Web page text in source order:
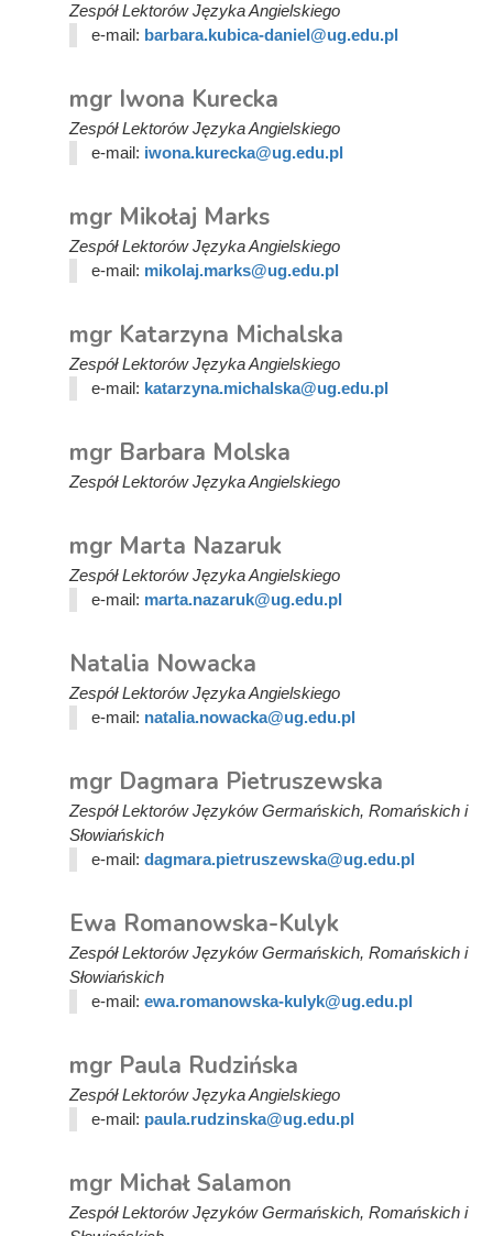
Zespół Lektorów Języka Angielskiego
e-mail: barbara.kubica-daniel@ug.edu.pl
mgr Iwona Kurecka
Zespół Lektorów Języka Angielskiego
e-mail: iwona.kurecka@ug.edu.pl
mgr Mikołaj Marks
Zespół Lektorów Języka Angielskiego
e-mail: mikolaj.marks@ug.edu.pl
mgr Katarzyna Michalska
Zespół Lektorów Języka Angielskiego
e-mail: katarzyna.michalska@ug.edu.pl
mgr Barbara Molska
Zespół Lektorów Języka Angielskiego
mgr Marta Nazaruk
Zespół Lektorów Języka Angielskiego
e-mail: marta.nazaruk@ug.edu.pl
Natalia Nowacka
Zespół Lektorów Języka Angielskiego
e-mail: natalia.nowacka@ug.edu.pl
mgr Dagmara Pietruszewska
Zespół Lektorów Języków Germańskich, Romańskich i
Słowiańskich
e-mail: dagmara.pietruszewska@ug.edu.pl
Ewa Romanowska-Kulyk
Zespół Lektorów Języków Germańskich, Romańskich i
Słowiańskich
e-mail: ewa.romanowska-kulyk@ug.edu.pl
mgr Paula Rudzińska
Zespół Lektorów Języka Angielskiego
e-mail: paula.rudzinska@ug.edu.pl
mgr Michał Salamon
Zespół Lektorów Języków Germańskich, Romańskich i